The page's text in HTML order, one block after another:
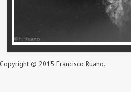
Copyright © 2015 Francisco Ruano.